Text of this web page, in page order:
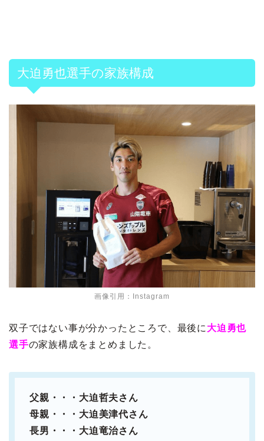
大迫勇也選手の家族構成
画像引用：Instagram
双子ではない事が分かったところで、最後に 大迫勇也
選手の家族構成をまとめました。
父親・・・大迫哲夫さん
母親・・・大迫美津代さん
長男・・・大迫竜治さん